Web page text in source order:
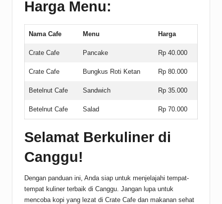
Harga Menu:
Nama Cafe Menu Harga
Crate Cafe Pancake Rp 40.000
Crate Cafe Bungkus Roti Ketan Rp 80.000
Betelnut Cafe Sandwich Rp 35.000
Betelnut Cafe Salad Rp 70.000
Selamat Berkuliner di
Canggu!
Dengan panduan ini, Anda siap untuk menjelajahi tempat-
tempat kuliner terbaik di Canggu. Jangan lupa untuk
mencoba kopi yang lezat di Crate Cafe dan makanan sehat